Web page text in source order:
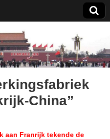
China”
aan Franrijk tekende de